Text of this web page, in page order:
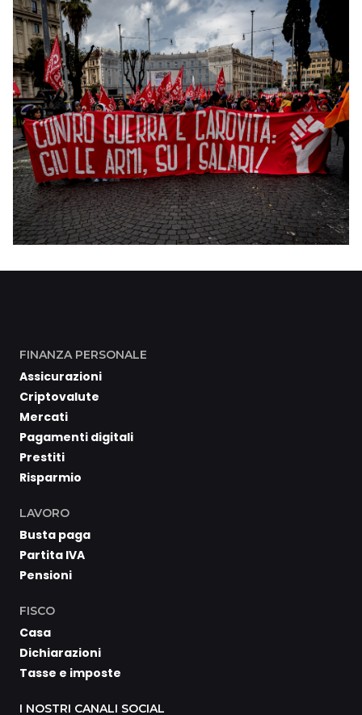
FINANZA PERSONALE
Assicurazioni
Criptovalute
Mercati
Pagamenti digitali
Prestiti
Risparmio
LAVORO
Busta paga
Partita IVA
Pensioni
FISCO
Casa
Dichiarazioni
Tasse e imposte
I NOSTRI CANALI SOCIAL